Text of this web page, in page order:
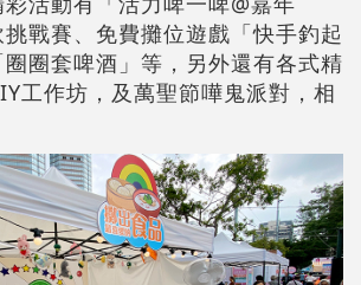
戰賽、免費攤位遊戲「快手釣起
圈套啤酒」等，另外還有各式精
工作坊，及萬聖節嘩鬼派對，相